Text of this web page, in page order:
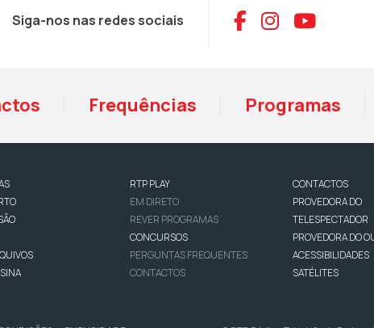
Siga-nos nas redes sociais Aceder ao
Aceder
Frequências Programas
RTP PLAY
EM DIRETO
REVER PROGRAMAS
CONCURSOS
PERGUNTAS FREQUENTES
CONTACTOS
CONTACTOS
PROVEDORA DO
TELESPECTADOR
PROVEDORA DO
ACESSIBILIDADES
SATÉLITES